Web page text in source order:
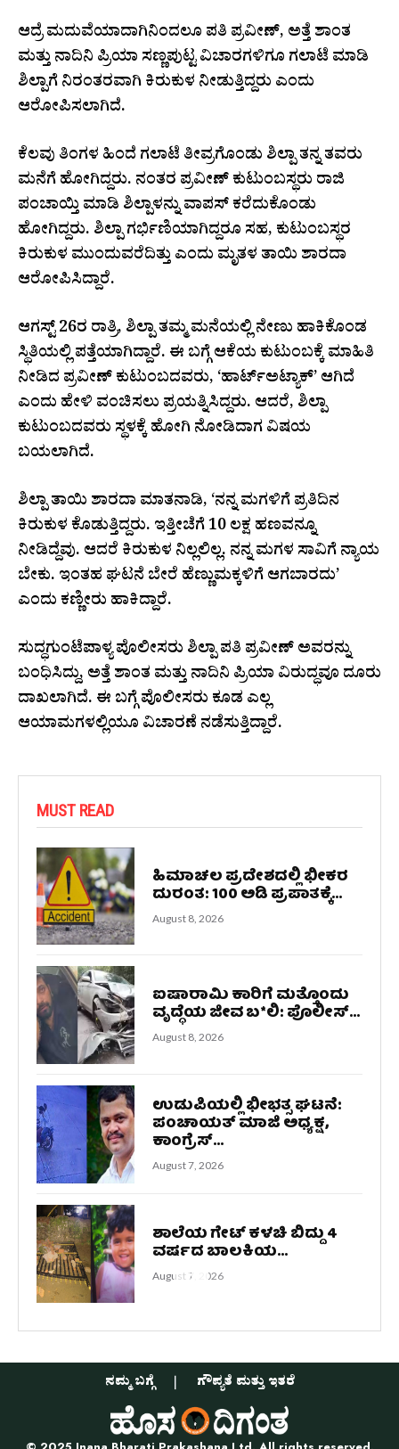
ಆದ್ರೆ ಮದುವೆಯಾದಾಗಿನಿಂದಲೂ ಪತಿ ಪ್ರವೀಣ್, ಅತ್ತೆ ಶಾಂತ
ಮತ್ತು ನಾದಿನಿ ಪ್ರಿಯಾ ಸಣ್ಣಪುಟ್ಟ ವಿಚಾರಗಳಿಗೂ ಗಲಾಟೆ ಮಾಡಿ
ಶಿಲ್ಪಾಗೆ ನಿರಂತರವಾಗಿ ಕಿರುಕುಳ ನೀಡುತ್ತಿದ್ದರು ಎಂದು
ಆರೋಪಿಸಲಾಗಿದೆ.
ಕೆಲವು ತಿಂಗಳ ಹಿಂದೆ ಗಲಾಟೆ ತೀವ್ರಗೊಂಡು ಶಿಲ್ಪಾ ತನ್ನ ತವರು
ಮನೆಗೆ ಹೋಗಿದ್ದರು. ನಂತರ ಪ್ರವೀಣ್ ಕುಟುಂಬಸ್ಥರು ರಾಜಿ
ಪಂಚಾಯ್ತಿ ಮಾಡಿ ಶಿಲ್ಪಾಳನ್ನು ವಾಪಸ್ ಕರೆದುಕೊಂಡು
ಹೋಗಿದ್ದರು. ಶಿಲ್ಪಾ ಗರ್ಭಿಣಿಯಾಗಿದ್ದರೂ ಸಹ, ಕುಟುಂಬಸ್ಥರ
ಕಿರುಕುಳ ಮುಂದುವರೆದಿತ್ತು ಎಂದು ಮೃತಳ ತಾಯಿ ಶಾರದಾ
ಆರೋಪಿಸಿದ್ದಾರೆ.
ಆಗಸ್ಟ್ 26ರ ರಾತ್ರಿ, ಶಿಲ್ಪಾ ತಮ್ಮ ಮನೆಯಲ್ಲಿ ನೇಣು ಹಾಕಿಕೊಂಡ
ಸ್ಥಿತಿಯಲ್ಲಿ ಪತ್ತೆಯಾಗಿದ್ದಾರೆ. ಈ ಬಗ್ಗೆ ಆಕೆಯ ಕುಟುಂಬಕ್ಕೆ ಮಾಹಿತಿ
ನೀಡಿದ ಪ್ರವೀಣ್ ಕುಟುಂಬದವರು, ‘ಹಾರ್ಟ್‌ಅಟ್ಯಾಕ್‌’ ಆಗಿದೆ
ಎಂದು ಹೇಳಿ ವಂಚಿಸಲು ಪ್ರಯತ್ನಿಸಿದ್ದರು. ಆದರೆ, ಶಿಲ್ಪಾ
ಕುಟುಂಬದವರು ಸ್ಥಳಕ್ಕೆ ಹೋಗಿ ನೋಡಿದಾಗ ವಿಷಯ
ಬಯಲಾಗಿದೆ.
ಶಿಲ್ಪಾ ತಾಯಿ ಶಾರದಾ ಮಾತನಾಡಿ, ‘ನನ್ನ ಮಗಳಿಗೆ ಪ್ರತಿದಿನ
ಕಿರುಕುಳ ಕೊಡುತ್ತಿದ್ದರು. ಇತ್ತೀಚೆಗೆ ₹10 ಲಕ್ಷ ಹಣವನ್ನೂ
ನೀಡಿದ್ದೆವು. ಆದರೆ ಕಿರುಕುಳ ನಿಲ್ಲಲಿಲ್ಲ. ನನ್ನ ಮಗಳ ಸಾವಿಗೆ ನ್ಯಾಯ
ಬೇಕು. ಇಂತಹ ಘಟನೆ ಬೇರೆ ಹೆಣ್ಣುಮಕ್ಕಳಿಗೆ ಆಗಬಾರದು’
ಎಂದು ಕಣ್ಣೀರು ಹಾಕಿದ್ದಾರೆ.
ಸುದ್ಧಗುಂಟೆಪಾಳ್ಯ ಪೊಲೀಸರು ಶಿಲ್ಪಾ ಪತಿ ಪ್ರವೀಣ್ ಅವರನ್ನು
ಬಂಧಿಸಿದ್ದು, ಅತ್ತೆ ಶಾಂತ ಮತ್ತು ನಾದಿನಿ ಪ್ರಿಯಾ ವಿರುದ್ಧವೂ ದೂರು
ದಾಖಲಾಗಿದೆ. ಈ ಬಗ್ಗೆ ಪೊಲೀಸರು ಕೂಡ ಎಲ್ಲ
ಆಯಾಮಗಳಲ್ಲಿಯೂ ವಿಚಾರಣೆ ನಡೆಸುತ್ತಿದ್ದಾರೆ.
MUST READ
ಹಿಮಾಚಲ ಪ್ರದೇಶದಲ್ಲಿ ಭೀಕರ
ದುರಂತ: 100 ಅಡಿ ಪ್ರಪಾತಕ್ಕೆ...
August 8, 2026
ಐಷಾರಾಮಿ ಕಾರಿಗೆ ಮತ್ತೊಂದು
ವೃದ್ಧೆಯ ಜೀವ ಬ*ಲಿ: ಪೊಲೀಸ್...
August 8, 2026
ಉಡುಪಿಯಲ್ಲಿ ಭೀಭತ್ಸ ಘಟನೆ:
ಪಂಚಾಯತ್ ಮಾಜಿ ಅಧ್ಯಕ್ಷ,
ಕಾಂಗ್ರೆಸ್...
August 7, 2026
ಶಾಲೆಯ ಗೇಟ್ ಕಳಚಿ ಬಿದ್ದು 4
ವರ್ಷದ ಬಾಲಕಿಯ...
August 7, 2026
ನಮ್ಮ ಬಗ್ಗೆ ಗೌಪ್ಯತೆ ಮತ್ತು ಇತರೆ